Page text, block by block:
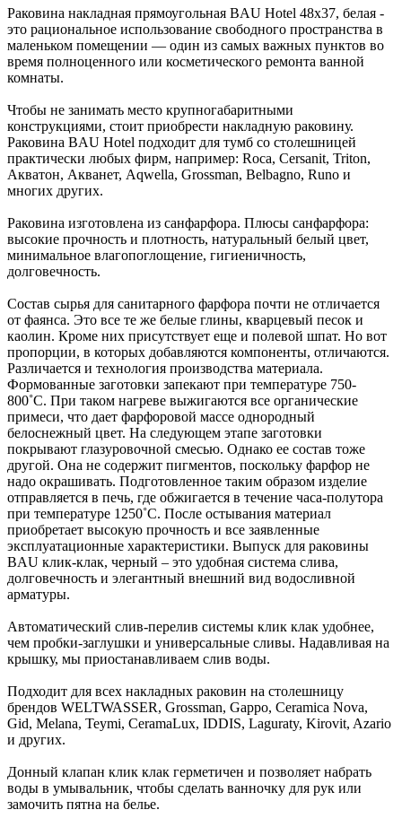
Раковина накладная прямоугольная BAU Hotel 48х37, белая -
это рациональное использование свободного пространства в
маленьком помещении — один из самых важных пунктов во
время полноценного или косметического ремонта ванной
комнаты.
Чтобы не занимать место крупногабаритными
конструкциями, стоит приобрести накладную раковину.
Раковина BAU Hotel подходит для тумб со столешницей
практически любых фирм, например: Roca, Cersanit, Triton,
Акватон, Акванет, Aqwella, Grossman, Belbagno, Runo и
многих других.
Раковина изготовлена из санфарфора. Плюсы санфарфора:
высокие прочность и плотность, натуральный белый цвет,
минимальное влагопоглощение, гигиеничность,
долговечность.
Состав сырья для санитарного фарфора почти не отличается
от фаянса. Это все те же белые глины, кварцевый песок и
каолин. Кроме них присутствует еще и полевой шпат. Но вот
пропорции, в которых добавляются компоненты, отличаются.
Различается и технология производства материала.
Формованные заготовки запекают при температуре 750-
800˚С. При таком нагреве выжигаются все органические
примеси, что дает фарфоровой массе однородный
белоснежный цвет. На следующем этапе заготовки
покрывают глазуровочной смесью. Однако ее состав тоже
другой. Она не содержит пигментов, поскольку фарфор не
надо окрашивать. Подготовленное таким образом изделие
отправляется в печь, где обжигается в течение часа-полутора
при температуре 1250˚С. После остывания материал
приобретает высокую прочность и все заявленные
эксплуатационные характеристики. Выпуск для раковины
BAU клик-клак, черный – это удобная система слива,
долговечность и элегантный внешний вид водосливной
арматуры.
Автоматический слив-перелив системы клик клак удобнее,
чем пробки-заглушки и универсальные сливы. Надавливая на
крышку, мы приостанавливаем слив воды.
Подходит для всех накладных раковин на столешницу
брендов WELTWASSER, Grossman, Gappo, Ceramica Nova,
Gid, Melana, Teymi, CeramaLux, IDDIS, Laguraty, Kirovit, Azario
и других.
Донный клапан клик клак герметичен и позволяет набрать
воды в умывальник, чтобы сделать ванночку для рук или
замочить пятна на белье.